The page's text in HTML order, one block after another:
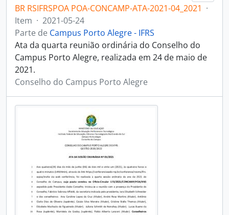
BR RSIFRSPOA POA-CONCAMP-ATA-2021-04_2021 ·
Item · 2021-05-24
Parte de Campus Porto Alegre - IFRS
Ata da quarta reunião ordinária do Conselho do
Campus Porto Alegre, realizada em 24 de maio de
2021.
Conselho do Campus Porto Alegre